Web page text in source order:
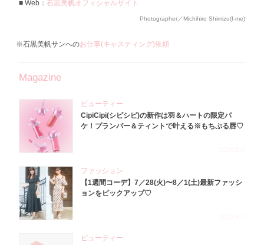
Web： 石黒美帆オフィシャルサイト
Photographer／Michihiro Shimizu(f-me)
※石黒美帆サンへのお仕事(キャスティング)依頼
Magazine
ビューティー
CipiCipi(シピシピ)の新作は羽＆ハートの限定パ
ケ！プランパー＆ティントで叶える※もちぷる唇♡
ファッション
【1週間コーデ】7／28(火)〜8／1(土)最新ファッシ
ョンをピックアップ♡
ビューティー